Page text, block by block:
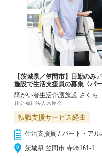
【茨城県／笠間市】日勤の
施設で生活支援員の募集〈パー
障がい者生活介護施設 さくら
社会福祉法人木犀会
転職支援サービス経由
生活支援員 / パート・アル
茨城県 笠間市 寺崎161-1